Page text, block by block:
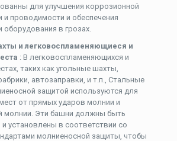
для улучшения коррозионной
и проводимости и обеспечения
оборудования в грозах.
и легковоспламеняющиеся и
: В легковоспламеняющихся и
таких как угольные шахты,
автозаправки, и т.п., Стальные
защитой используются для
от прямых ударов молнии и
молнии. Эти башни должны быть
установлены в соответствии со
молниеносной защиты, чтобы